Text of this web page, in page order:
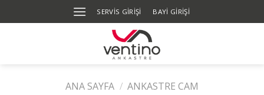
to
SERVIS GIRIŞI BAYİ GİRİŞİ
ANA SAYFA / ANKASTRE CAM